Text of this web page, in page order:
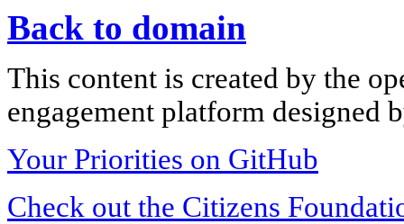
Back to domain
This content is created by the
engagement platform designed
Your Priorities on GitHub
Check out the Citizens